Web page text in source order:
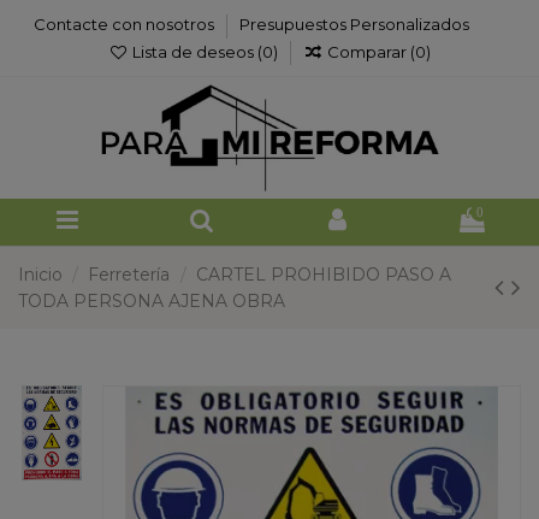
Contacte con nosotros
Presupuestos Personalizados
Lista de deseos (0) Comparar (0)
0
Inicio Ferretería
CARTEL PROHIBIDO PASO A
TODA PERSONA AJENA OBRA